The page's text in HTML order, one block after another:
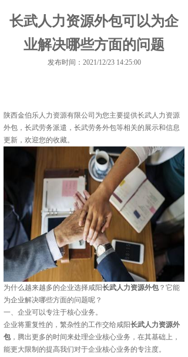
长武人力资源外包可以为企
业解决哪些方面的问题
发布时间：2021/12/23 14:25:00
陕西金伯乐人力资源有限公司为您主要提供长武人力资源
外包 ，长武劳务派遣，长武劳务外包等相关的展示和信息
更新，欢迎您的收藏。
为什么越来越多的企业选择咸阳长武人力资源外包？它能
为企业解决哪些方面的问题呢？
一、企业可以专注于核心业务。
企业将重复性的，繁杂性的工作交给咸阳长武人力资源外
包，腾出更多的时间来处理企业核心业务，在其基础上，
能更大限制的提高我们对于企业核心业务的专注度。